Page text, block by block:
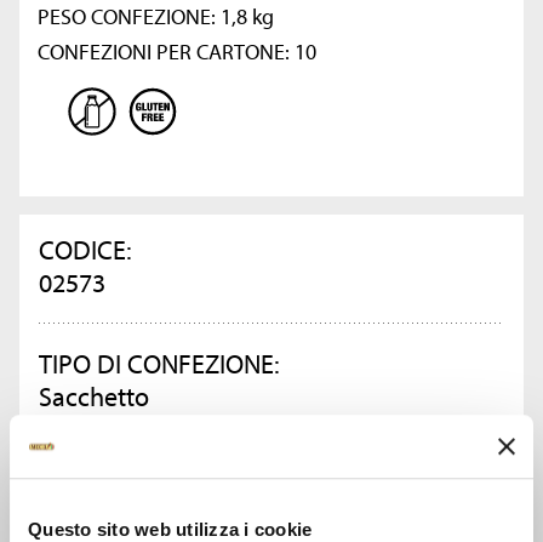
Questo sito web utilizza i cookie
PESO CONFEZIONE: 1,8 kg
CONFEZIONI PER CARTONE: 10
CODICE:
02573
TIPO DI CONFEZIONE:
Sacchetto
PESO KG: